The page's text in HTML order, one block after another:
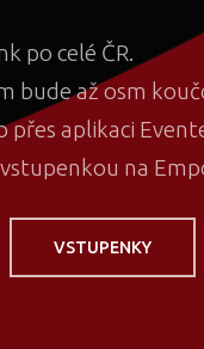
po celé ČR.
bude až osm
aplikaci
na
VSTUPENKY